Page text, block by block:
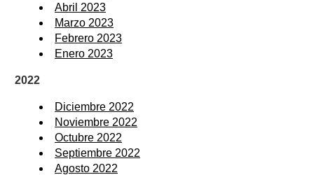
Abril 2023
Marzo 2023
Febrero 2023
Enero 2023
2022
Diciembre 2022
Noviembre 2022
Octubre 2022
Septiembre 2022
Agosto 2022